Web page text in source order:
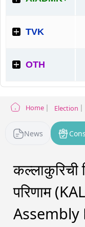
Home Election
News
कल्लाकुरिची
परिणाम
Assembly